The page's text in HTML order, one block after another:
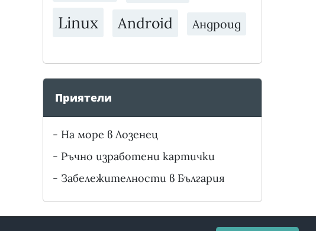
Linux Android Андроид
Приятели
- На море в Лозенец
- Ръчно изработени картички
- Забележителности в България